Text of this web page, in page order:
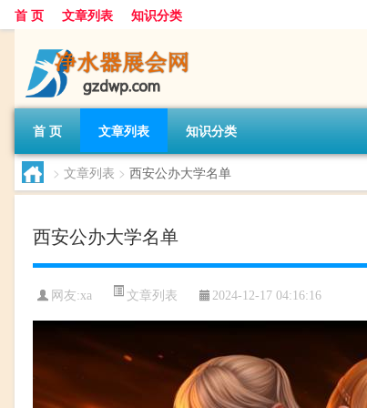
首 页 文章列表 知识分类
首 页 文章列表 知识分类
> 文章列表 > 西安公办大学名单
西安公办大学名单
网友:xa 文章列表 2024-12-17 04:16:16